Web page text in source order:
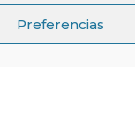
Preferencias